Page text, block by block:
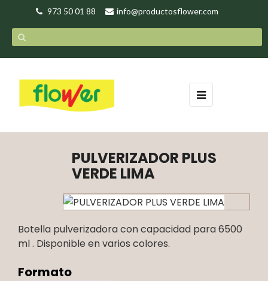
973 50 01 88 info@productosflower.com
Navegación
de
☰
PULVERIZADOR PLUS
VERDE LIMA
Botella pulverizadora con capacidad para 6500
ml . Disponible en varios colores.
Formato